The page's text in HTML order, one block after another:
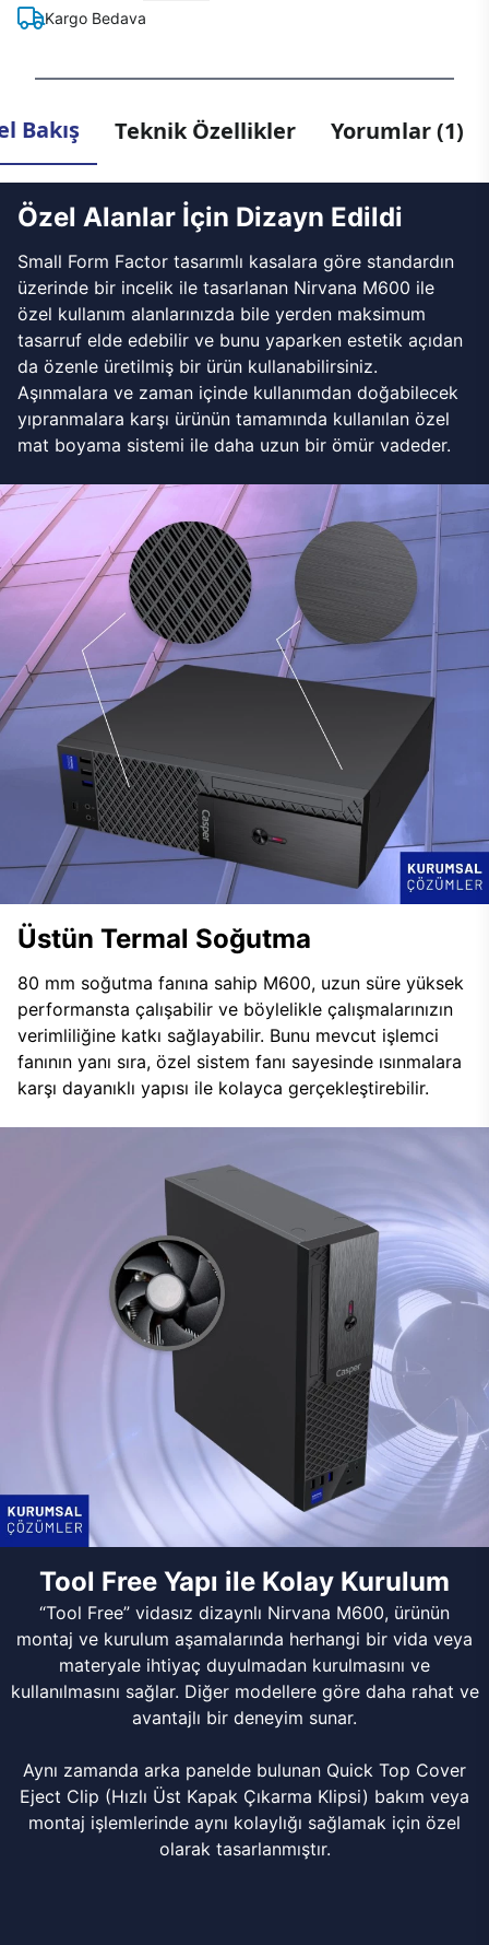
Kargo Bedava
Bakış Teknik Özellikler Yorumlar (1)
Özel Alanlar İçin Dizayn Edildi
Small Form Factor tasarımlı kasalara göre standardın
üzerinde bir incelik ile tasarlanan Nirvana M600 ile
özel kullanım alanlarınızda bile yerden maksimum
tasarruf elde edebilir ve bunu yaparken estetik açıdan
da özenle üretilmiş bir ürün kullanabilirsiniz.
Aşınmalara ve zaman içinde kullanımdan doğabilecek
yıpranmalara karşı ürünün tamamında kullanılan özel
mat boyama sistemi ile daha uzun bir ömür vadeder.
Üstün Termal Soğutma
80 mm soğutma fanına sahip M600, uzun süre yüksek
performansta çalışabilir ve böylelikle çalışmalarınızın
verimliliğine katkı sağlayabilir. Bunu mevcut işlemci
fanının yanı sıra, özel sistem fanı sayesinde ısınmalara
karşı dayanıklı yapısı ile kolayca gerçekleştirebilir.
Tool Free Yapı ile Kolay Kurulum
“Tool Free” vidasız dizaynlı Nirvana M600, ürünün
montaj ve kurulum aşamalarında herhangi bir vida veya
materyale ihtiyaç duyulmadan kurulmasını ve
kullanılmasını sağlar. Diğer modellere göre daha rahat ve
avantajlı bir deneyim sunar.
Aynı zamanda arka panelde bulunan Quick Top Cover
Eject Clip (Hızlı Üst Kapak Çıkarma Klipsi) bakım veya
montaj işlemlerinde aynı kolaylığı sağlamak için özel
olarak tasarlanmıştır.